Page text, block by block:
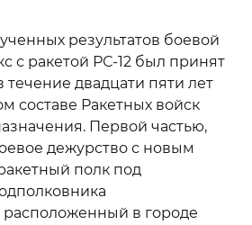
результатов боевой
с ракетой РС-12 был принят
двадцати пяти лет
составе Ракетных войск
Первой частью,
дежурство с новым
полк под
в городе